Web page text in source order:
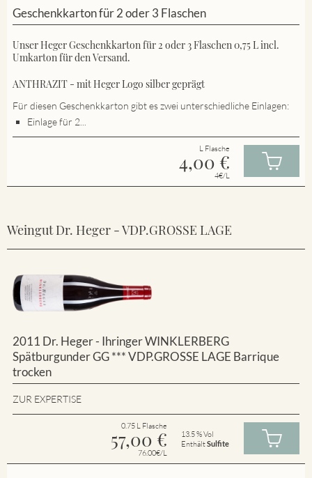
Geschenkkarton für 2 oder 3 Flaschen
Unser Heger Geschenkkarton für 2 oder 3 Flaschen 0,75 L incl.
Umkarton für den Versand.
ANTHRAZIT - mit Heger Logo silber geprägt
Für diesen Geschenkkarton gibt es zwei unterschiedliche Einlagen:
Einlage für 2...
L Flasche
4,00 €
4€/L
Weingut Dr. Heger - VDP.GROSSE LAGE
2011 Dr. Heger - Ihringer WINKLERBERG
Spätburgunder GG *** VDP.GROSSE LAGE Barrique
trocken
ZUR EXPERTISE
0.75 L Flasche
57,00 €
76.00€/L
13.5 % Vol
EnthältSulfite